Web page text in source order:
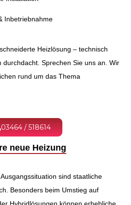
Inbetriebnahme
Heizlösung – technisch
durchdacht. Sprechen Sie uns an. Wir
rund um das Thema
03464 / 518614
neue Heizung
sind staatliche
Besonders beim Umstieg auf